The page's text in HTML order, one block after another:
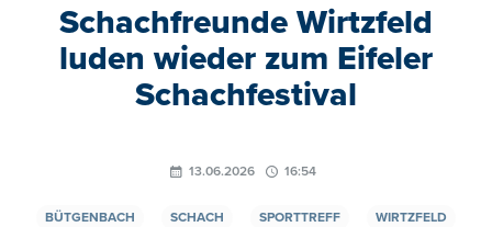
Schachfreunde Wirtzfeld
luden wieder zum Eifeler
Schachfestival
13.06.2026 16:54
BÜTGENBACH SCHACH SPORTTREFF WIRTZFELD